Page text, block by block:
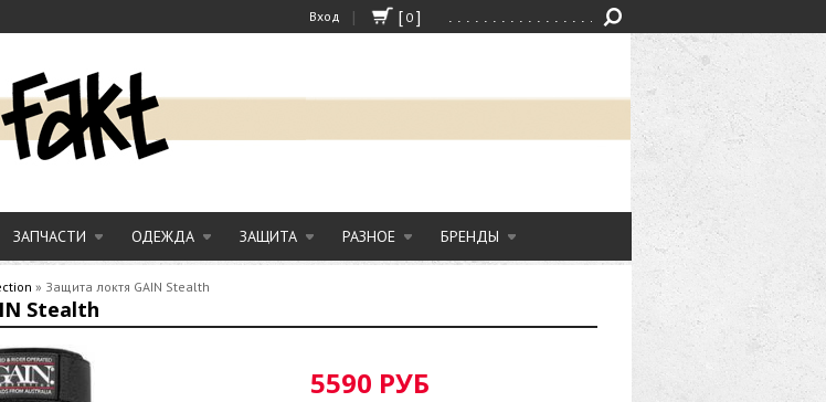
]
0
[
|
Вход
ЗАПЧАСТИ ОДЕЖДА ЗАЩИТА РАЗНОЕ БРЕНДЫ
» Защита локтя GAIN Stealth
Stealth
5590 РУБ